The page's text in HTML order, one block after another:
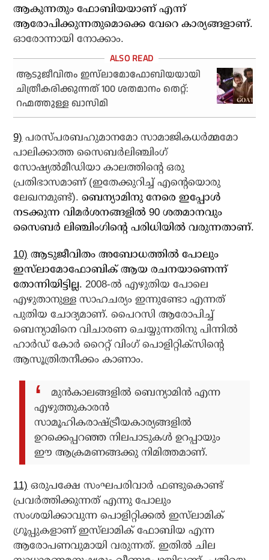
ആകുന്നതും ഫോബിയയാണ് എന്ന്
ആരോപിക്കുന്നതുമൊക്കെ വേറെ കാര്യങ്ങളാണ്.
ഓരോന്നായി നോക്കാം.
ആടുജീവിതം ഇസ്‌ലാമോഫോബിയയായി
ചിത്രീകരിക്കുന്നത് 100 ശതമാനം തെറ്റ്:
റഹ്മത്തുള്ള ഖാസിമി
9) പരസ്പരബഹുമാനമോ സാമാജികധര്‍മ്മമോ
പാലിക്കാത്ത സൈബര്‍ലിഞ്ചിംഗ്
സോഷ്യല്‍മീഡിയാ കാലത്തിന്റെ ഒരു
പ്രതിഭാസമാണ് (ഇതേക്കുറിച്ച് എന്റെയൊരു
ലേഖനമുണ്ട്).ബെന്യാമിനു നേരെ ഇപ്പോള്‍
നടക്കുന്ന വിമര്‍ശനങ്ങളില്‍ 90 ശതമാനവും
സൈബര്‍ ലിഞ്ചിംഗിന്റെ പരിധിയില്‍ വരുന്നതാണ്.
10) ആടുജീവിതം അബോധത്തില്‍ പോലും
ഇസ്‌ലാമോഫോബിക് ആയ രചനയാണെന്ന്
തോന്നിയിട്ടില്ല. 2008-ല്‍ എഴുതിയ പോലെ
എഴുതാനുള്ള സാഹചര്യം ഇന്നുണ്ടോ എന്നത്
പുതിയ ചോദ്യമാണ്. പൈറസി ആരോപിച്ച്
ബെന്യാമിനെ വിചാരണ ചെയ്യുന്നതിനു പിന്നില്‍
ഹാര്‍ഡ് കോര്‍ റൈറ്റ് വിംഗ് പൊളിറ്റിക്‌സിന്റെ
ആസൂത്രിതനീക്കം കാണാം.
മുന്‍കാലങ്ങളില്‍ ബെന്യാമിന്‍ എന്ന
എഴുത്തുകാരന്‍
സാമൂഹികരാഷ്ട്രീയകാര്യങ്ങളില്‍
ഉറക്കെപ്പറഞ്ഞ നിലപാടുകള്‍ ഉറപ്പായും
ഈ ആക്രമണങ്ങക്കു നിമിത്തമാണ്.
11) ഒരുപക്ഷേ സംഘപരിവാര്‍ ഫണ്ടുകൊണ്ട്
പ്രവര്‍ത്തിക്കുന്നത് എന്നു പോലും
സംശയിക്കാവുന്ന പൊളിറ്റിക്കല്‍ ഇസ്‌ലാമിക്
ഗ്രൂപ്പുകളാണ് ഇസ്‌ലാമിക് ഫോബിയ എന്ന
ആരോപണവുമായി വരുന്നത്. ഇതില്‍ ചില